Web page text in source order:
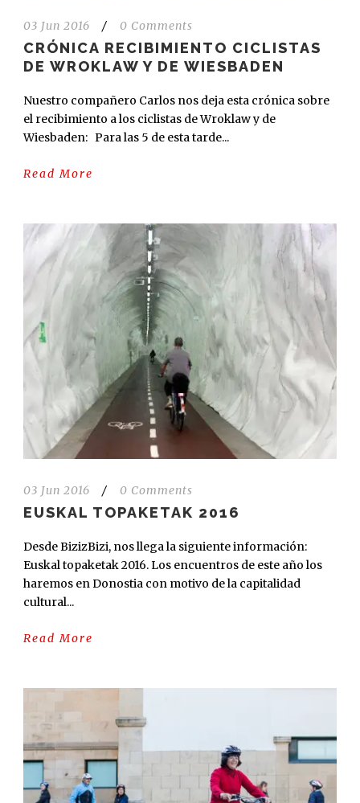
03 Jun 2016 / 0 Comments
CRÓNICA RECIBIMIENTO CICLISTAS
DE WROKLAW Y DE WIESBADEN
Nuestro compañero Carlos nos deja esta crónica sobre
el recibimiento a los ciclistas de Wroklaw y de
Wiesbaden: Para las 5 de esta tarde...
Read More
03 Jun 2016 / 0 Comments
EUSKAL TOPAKETAK 2016
Desde BizizBizi, nos llega la siguiente información:
Euskal topaketak 2016. Los encuentros de este año los
haremos en Donostia con motivo de la capitalidad
cultural...
Read More